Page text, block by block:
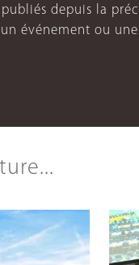
depuis la
événement ou une